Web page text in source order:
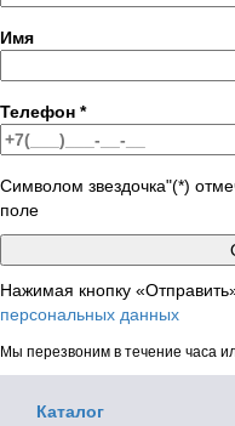
Имя
Телефон *
Символом звездочка"(*)
поле
Нажимая кнопку
персональных данных
Мы перезвоним в течение часа
Каталог